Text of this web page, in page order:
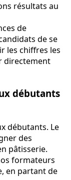
résultats au
de
de se
les chiffres les
directement
débutants
débutants. Le
des
pâtisserie.
formateurs
en partant de